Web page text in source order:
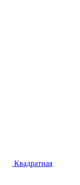
Квадратная